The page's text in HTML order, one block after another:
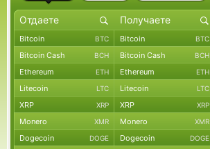
Bitcoin BTC Bitcoin BTC
Bitcoin Cash BCH Bitcoin Cash BCH
Ethereum ETH Ethereum ETH
Litecoin LTC Litecoin LTC
XRP XRP XRP XRP
Monero XMR Monero XMR
Dogecoin DOGE Dogecoin DOGE